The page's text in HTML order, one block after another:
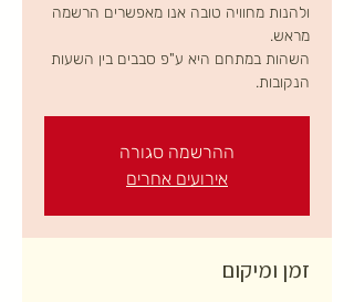
ולהנות מחוויה טובה אנו מאפשרים הרשמה
השהות במתחם היא ע"פ סבבים בין השעות
הנקובות.
ההרשמה סגורה
אירועים אחרים
זמן ומיקום